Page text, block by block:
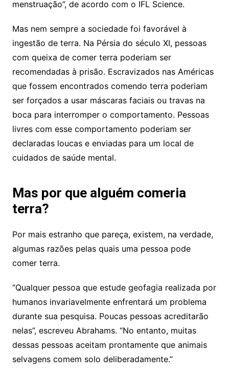
menstruação”, de acordo com o IFL Science.
Mas nem sempre a sociedade foi favorável à
ingestão de terra. Na Pérsia do século XI, pessoas
com queixa de comer terra poderiam ser
recomendadas à prisão. Escravizados nas Américas
que fossem encontrados comendo terra poderiam
ser forçados a usar máscaras faciais ou travas na
boca para interromper o comportamento. Pessoas
livres com esse comportamento poderiam ser
declaradas loucas e enviadas para um local de
cuidados de saúde mental.
Mas por que alguém comeria
terra?
Por mais estranho que pareça, existem, na verdade,
algumas razões pelas quais uma pessoa pode
comer terra.
“Qualquer pessoa que estude geofagia realizada por
humanos invariavelmente enfrentará um problema
durante sua pesquisa. Poucas pessoas acreditarão
nelas”, escreveu Abrahams. “No entanto, muitas
dessas pessoas aceitam prontamente que animais
selvagens comem solo deliberadamente.”